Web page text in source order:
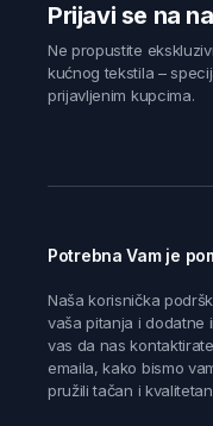
Prijavi se na
Ne propustite
kućnog tekstila –
prijavljenim kupcima.
Potrebna Vam je
Naša korisnička
vaša pitanja i dodatne
vas da nas
emaila, kako bismo
pružili tačan i